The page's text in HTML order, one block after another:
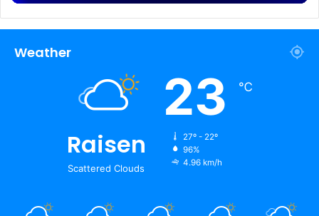
Weather
Raisen
Scattered Clouds
23 ℃
27º - 22º
96%
4.96 km/h